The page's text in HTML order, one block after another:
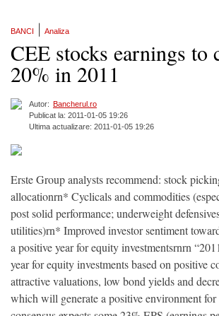
BANCI Analiza
CEE stocks earnings to
20% in 2011
Autor: Bancherul.ro
Publicat la: 2011-01-05 19:26
Ultima actualizare: 2011-01-05 19:26
Erste Group analysts recommend: stock
allocationrn* Cyclicals and commodities
post solid performance; underweight
utilities)rn* Improved investor sentiment
a positive year for equity investmentsrnrn
year for equity investments based on positive
attractive valuations, low bond yields and
which will generate a positive environment for